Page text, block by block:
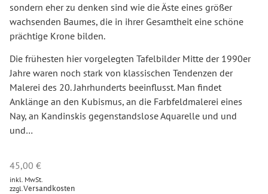
sondern eher zu denken sind wie die Äste eines größer
wachsenden Baumes, die in ihrer Gesamtheit eine schöne
prächtige Krone bilden.
Die frühesten hier vorgelegten Tafelbilder Mitte der 1990er
Jahre waren noch stark von klassischen Tendenzen der
Malerei des 20. Jahrhunderts beeinflusst. Man findet
Anklänge an den Kubismus, an die Farbfeldmalerei eines
Nay, an Kandinskis gegenstandslose Aquarelle und und
und…
45,00 €
inkl. MwSt.
zzgl.Versandkosten